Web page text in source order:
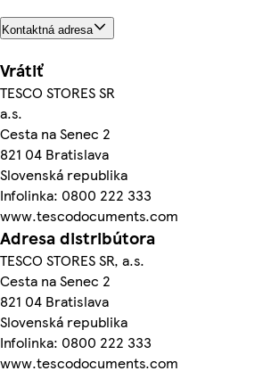
Kontaktná adresa
Vrátiť
TESCO STORES SR
a.s.
Cesta na Senec 2
821 04 Bratislava
Slovenská republika
Infolinka: 0800 222 333
www.tescodocuments.com
Adresa distribútora
TESCO STORES SR, a.s.
Cesta na Senec 2
821 04 Bratislava
Slovenská republika
Infolinka: 0800 222 333
www.tescodocuments.com